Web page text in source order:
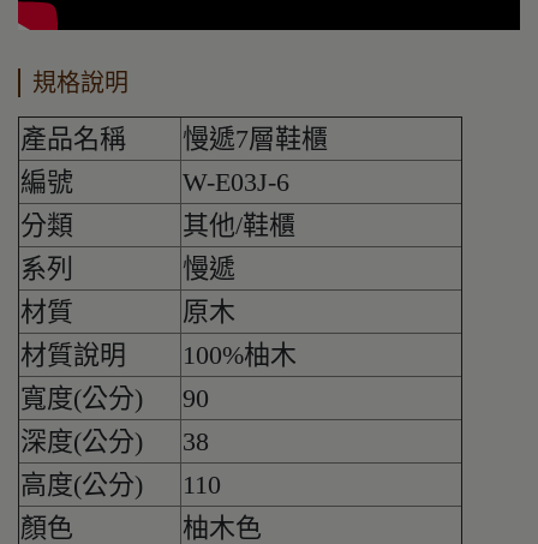
規格說明
產品名稱
慢遞7層鞋櫃
編號
W-E03J-6
分類
其他/鞋櫃
系列
慢遞
材質
原木
材質說明
100%柚木
寬度(公分)
90
深度(公分)
38
高度(公分)
110
顏色
柚木色